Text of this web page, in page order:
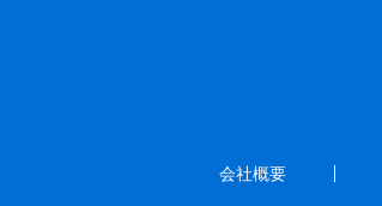
会社概要